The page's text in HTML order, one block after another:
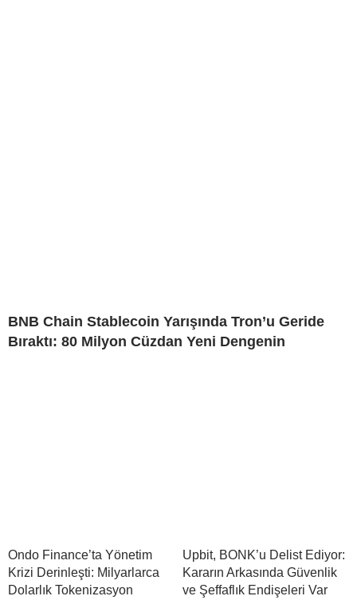
BNB Chain Stablecoin Yarışında Tron’u Geride
Bıraktı: 80 Milyon Cüzdan Yeni Dengenin
Ondo Finance’ta Yönetim
Krizi Derinleşti: Milyarlarca
Dolarlık Tokenizasyon
Upbit, BONK’u Delist Ediyor:
Kararın Arkasında Güvenlik
ve Şeffaflık Endişeleri Var